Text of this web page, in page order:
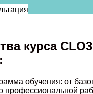
курса
обучения: от
профессиональной